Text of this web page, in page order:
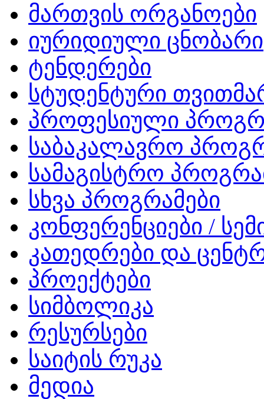
მართვის ორგანოები
იურიდიული ცნობარი
ტენდერები
სტუდენტური
პროფესიული
საბაკალავრო
სამაგისტრო
სხვა პროგრამები
კონფერენციები /
კათედრები და
პროექტები
სიმბოლიკა
რესურსები
საიტის რუკა
მედია